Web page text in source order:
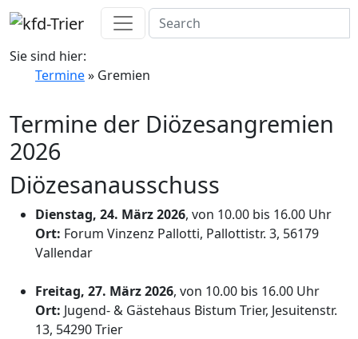
Sie sind hier:
Termine» Gremien
Termine der Diözesangremien
2026
Diözesanausschuss
Dienstag, 24. März 2026, von 10.00 bis 16.00 Uhr
Ort: Forum Vinzenz Pallotti, Pallottistr. 3, 56179
Vallendar
Freitag, 27. März 2026, von 10.00 bis 16.00 Uhr
Ort: Jugend- & Gästehaus Bistum Trier, Jesuitenstr.
13, 54290 Trier